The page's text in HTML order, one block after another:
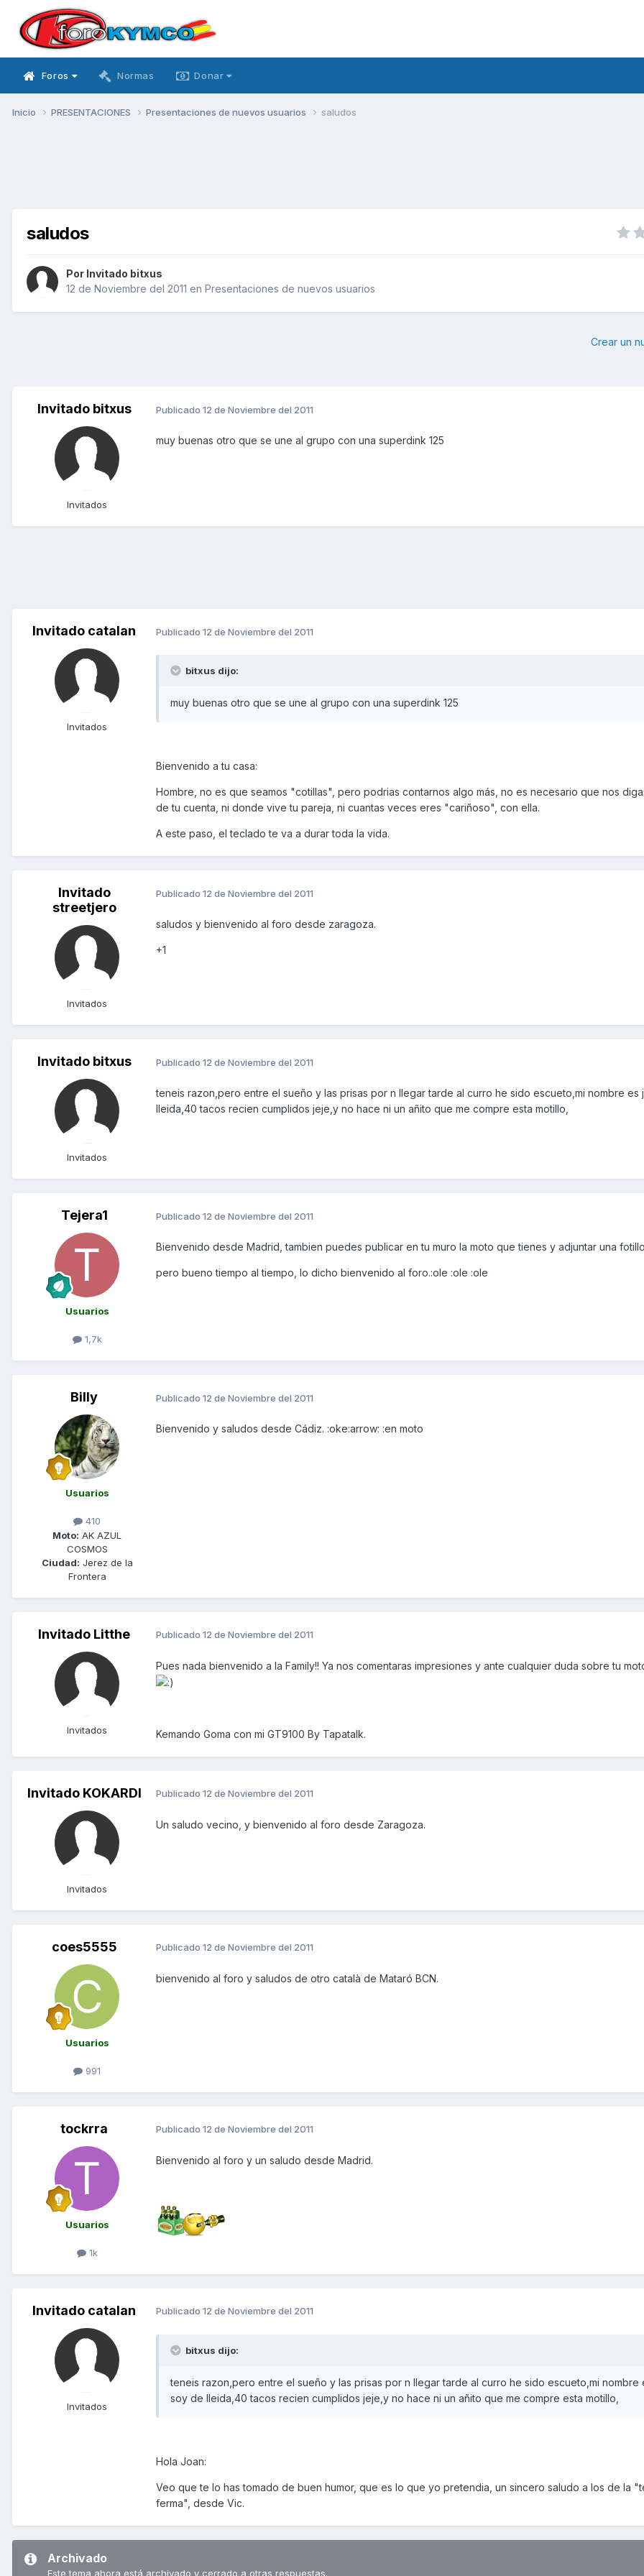
Foros Normas Donar
Inicio PRESENTACIONES Presentaciones de nuevos usuarios saludos
saludos
Por Invitado bitxus
12 de Noviembre del 2011 en Presentaciones de nuevos usuarios
Crear un
Invitado bitxus
Invitados
Publicado 12 de Noviembre del 2011
muy buenas otro que se une al grupo con una superdink 125
Invitado catalan
Invitados
Publicado 12 de Noviembre del 2011
bitxus dijo:
muy buenas otro que se une al grupo con una superdink 125
Bienvenido a tu casa:
Hombre, no es que seamos "cotillas", pero podrias contarnos algo más, no es necesario que nos
de tu cuenta, ni donde vive tu pareja, ni cuantas veces eres "cariñoso", con ella.
A este paso, el teclado te va a durar toda la vida.
Invitado
streetjero
Invitados
Publicado 12 de Noviembre del 2011
saludos y bienvenido al foro desde zaragoza.
+1
Invitado bitxus
Invitados
Publicado 12 de Noviembre del 2011
teneis razon,pero entre el sueño y las prisas por n llegar tarde al curro he sido escueto,mi nombre es
lleida,40 tacos recien cumplidos jeje,y no hace ni un añito que me compre esta motillo,
Tejera1
Usuarios
1,7k
Publicado 12 de Noviembre del 2011
Bienvenido desde Madrid, tambien puedes publicar en tu muro la moto que tienes y adjuntar una
pero bueno tiempo al tiempo, lo dicho bienvenido al foro.:ole :ole :ole
Billy
Usuarios
410
Moto: AK AZUL
COSMOS
Ciudad: Jerez de la
Frontera
Publicado 12 de Noviembre del 2011
Bienvenido y saludos desde Cádiz. :oke:arrow: :en moto
Invitado Litthe
Invitados
Publicado 12 de Noviembre del 2011
Pues nada bienvenido a la Family!! Ya nos comentaras impresiones y ante cualquier duda sobre tu
Kemando Goma con mi GT9100 By Tapatalk.
Invitado KOKARDI
Invitados
Publicado 12 de Noviembre del 2011
Un saludo vecino, y bienvenido al foro desde Zaragoza.
coes5555
Usuarios
991
Publicado 12 de Noviembre del 2011
bienvenido al foro y saludos de otro català de Mataró BCN.
tockrra
Usuarios
1k
Publicado 12 de Noviembre del 2011
Bienvenido al foro y un saludo desde Madrid.
Invitado catalan
Invitados
Publicado 12 de Noviembre del 2011
bitxus dijo:
teneis razon,pero entre el sueño y las prisas por n llegar tarde al curro he sido escueto,mi nombre
soy de lleida,40 tacos recien cumplidos jeje,y no hace ni un añito que me compre esta motillo,
Hola Joan:
Veo que te lo has tomado de buen humor, que es lo que yo pretendia, un sincero saludo a los de la
ferma", desde Vic.
Archivado
Este tema ahora está archivado y cerrado a otras respuestas.